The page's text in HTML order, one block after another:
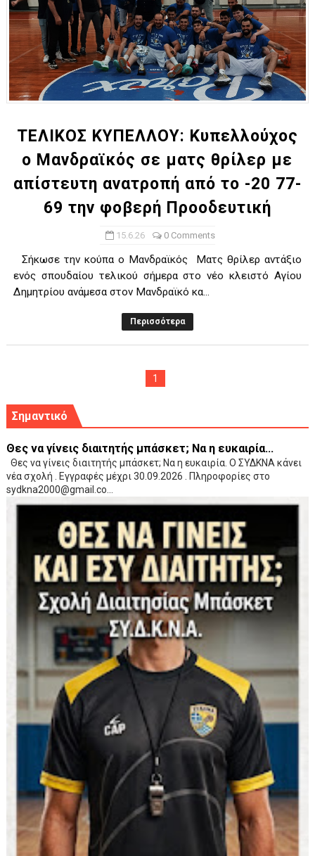
TEΛΙΚΟΣ ΚΥΠΕΛΛΟΥ: Κυπελλούχος
ο Μανδραϊκός σε ματς θρίλερ με
απίστευτη ανατροπή από το -20 77-
69 την φοβερή Προοδευτική
15.6.26 0 Comments
Σήκωσε την κούπα ο Μανδραϊκός Ματς θρίλερ αντάξιο
ενός σπουδαίου τελικού σήμερα στο νέο κλειστό Αγίου
Δημητρίου ανάμεσα στον Μανδραϊκό κα...
Περισσότερα
1
Σημαντικό
Θες να γίνεις διαιτητής μπάσκετ; Να η ευκαιρία...
Θες να γίνεις διαιτητής μπάσκετ; Να η ευκαιρία. Ο ΣΥΔΚΝΑ κάνει
νέα σχολή . Εγγραφές μέχρι 30.09.2026 . Πληροφορίες στο
sydkna2000@gmail.co...